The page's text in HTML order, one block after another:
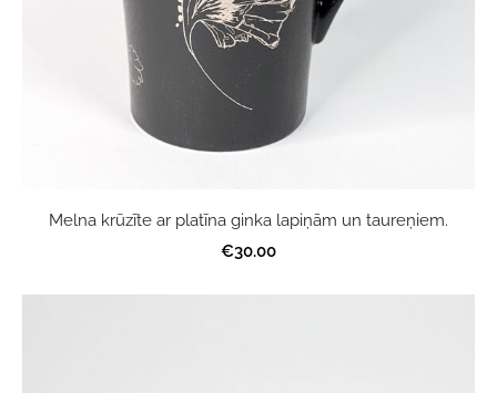
Melna krūzīte ar platīna ginka lapiņām un taureņiem.
€30.00